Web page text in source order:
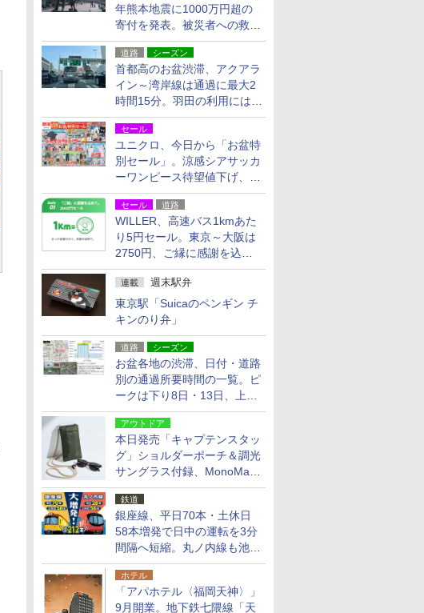
年熊本地震に1000万円超の
寄付を発表。被災者への救援
活動・復旧支援
道路 シーズン
首都高のお盆渋滞、アクアラ
イン～湾岸線は通過に最大2
時間15分。羽田の利用には
「空港西出口」の利用検討を
セール
ユニクロ、今日から「お盆特
別セール」。涼感シアサッカ
ーワンピース待望値下げ、撥
水ギアショーツは1990円に
セール 道路
WILLER、高速バス1kmあた
り5円セール。東京～大阪は
2750円、ご縁に感謝を込め
た20周年記念キャンペーン
連載 週末駅弁
東京駅「Suicaのペンギン チ
キンのり弁」
道路 シーズン
お盆各地の渋滞、日付・道路
別の通過所要時間の一覧。ピ
ークは下り8日・13日、上り
14日・15日
アウトドア
本日発売「キャプテンスタッ
グ」ショルダーポーチ＆調光
サングラス付録、MonoMax
9月号増刊
鉄道
銀座線、平日70本・土休日
58本増発で日中の運転を3分
間隔へ短縮。丸ノ内線も池袋
～中野坂上を4分間隔に
ホテル
「アパホテル〈福岡天神〉」
9月開業。地下鉄七隈線「天